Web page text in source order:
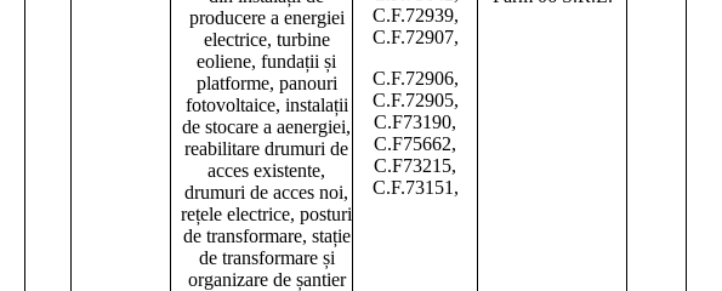
producere a energiei
electrice, turbine
eoliene, fundații și
platforme, panouri
fotovoltaice, instalații
de stocare a aenergiei,
reabilitare drumuri de
acces existente,
drumuri de acces noi,
rețele electrice, posturi
de transformare, stație
de transformare și
organizare de șantier
C.F.72939,
C.F.72907,
C.F.72906,
C.F.72905,
C.F73190,
C.F75662,
C.F73215,
C.F.73151,